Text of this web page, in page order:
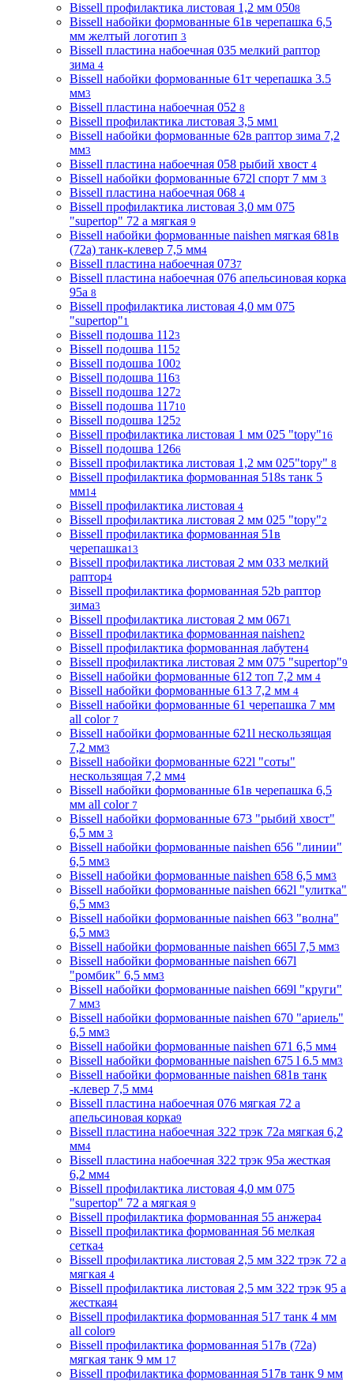
Bissell профилактика листовая 1,2 мм 0508
Bissell набойки формованные 61в черепашка 6,5
мм желтый логотип 3
Bissell пластина набоечная 035 мелкий раптор
зима 4
Bissell набойки формованные 61т черепашка 3.5
мм3
Bissell пластина набоечная 052 8
Bissell профилактика листовая 3,5 мм1
Bissell набойки формованные 62в раптор зима 7,2
мм3
Bissell пластина набоечная 058 рыбий хвост 4
Bissell набойки формованные 672l спорт 7 мм 3
Bissell пластина набоечная 068 4
Bissell профилактика листовая 3,0 мм 075
"supertop" 72 а мягкая 9
Bissell набойки формованные naishen мягкая 681в
(72a) танк-клевер 7,5 мм4
Bissell пластина набоечная 0737
Bissell пластина набоечная 076 апельсиновая корка
95а 8
Bissell профилактика листовая 4,0 мм 075
"supertop"1
Bissell подошва 1123
Bissell подошва 1152
Bissell подошва 1002
Bissell подошва 1163
Bissell подошва 1272
Bissell подошва 11710
Bissell подошва 1252
Bissell профилактика листовая 1 мм 025 "topy"16
Bissell подошва 1266
Bissell профилактика листовая 1,2 мм 025"topy" 8
Bissell профилактика формованная 518s танк 5
мм14
Bissell профилактика листовая 4
Bissell профилактика листовая 2 мм 025 "topy"2
Bissell профилактика формованная 51в
черепашка13
Bissell профилактика листовая 2 мм 033 мелкий
раптор4
Bissell профилактика формованная 52b раптор
зима3
Bissell профилактика листовая 2 мм 0671
Bissell профилактика формованная naishen2
Bissell профилактика формованная лабутен4
Bissell профилактика листовая 2 мм 075 "supertop"9
Bissell набойки формованные 612 топ 7,2 мм 4
Bissell набойки формованные 613 7,2 мм 4
Bissell набойки формованные 61 черепашка 7 мм
all color 7
Bissell набойки формованные 621l нескользящая
7,2 мм3
Bissell набойки формованные 622l "соты"
нескользящая 7,2 мм4
Bissell набойки формованные 61в черепашка 6,5
мм all color 7
Bissell набойки формованные 673 "рыбий хвост"
6,5 мм 3
Bissell набойки формованные naishen 656 "линии"
6,5 мм3
Bissell набойки формованные naishen 658 6,5 мм3
Bissell набойки формованные naishen 662l "улитка"
6,5 мм3
Bissell набойки формованные naishen 663 "волна"
6,5 мм3
Bissell набойки формованные naishen 665l 7,5 мм3
Bissell набойки формованные naishen 667l
"ромбик" 6,5 мм3
Bissell набойки формованные naishen 669l "круги"
7 мм3
Bissell набойки формованные naishen 670 "ариель"
6,5 мм3
Bissell набойки формованные naishen 671 6,5 мм4
Bissell набойки формованные naishen 675 l 6.5 мм3
Bissell набойки формованные naishen 681в танк
-клевер 7,5 мм4
Bissell пластина набоечная 076 мягкая 72 а
апельсиновая корка9
Bissell пластина набоечная 322 трэк 72а мягкая 6,2
мм4
Bissell пластина набоечная 322 трэк 95а жесткая
6,2 мм4
Bissell профилактика листовая 4,0 мм 075
"supertop" 72 а мягкая 9
Bissell профилактика формованная 55 анжера4
Bissell профилактика формованная 56 мелкая
сетка4
Bissell профилактика листовая 2,5 мм 322 трэк 72 а
мягкая 4
Bissell профилактика листовая 2,5 мм 322 трэк 95 а
жесткая4
Bissell профилактика формованная 517 танк 4 мм
all color9
Bissell профилактика формованная 517в (72a)
мягкая танк 9 мм 17
Bissell профилактика формованная 517в танк 9 мм